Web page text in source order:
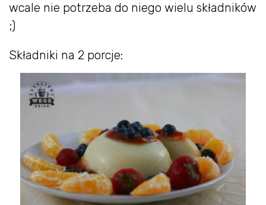
wcale nie potrzeba do niego wielu składników
;)
Składniki na 2 porcje: